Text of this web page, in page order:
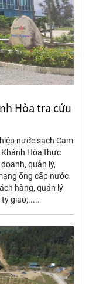
Hòa tra cứu
nước sạch Cam
Hòa thực
quản lý,
ống cấp nước
hàng, quản lý
giao;.....